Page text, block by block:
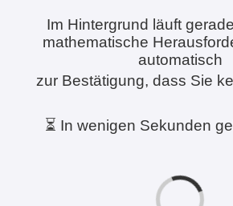
Im Hintergrund läuft
mathematische
automatisch
zur Bestätigung, dass Sie
⏳ In wenigen Sekunden